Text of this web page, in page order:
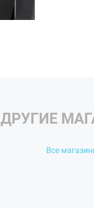
ДРУГИЕ
Все